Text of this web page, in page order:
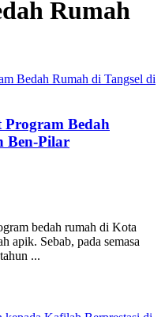
Rumah
Bedah
Ben-Pilar
bedah rumah di Kota
apik. Sebab, pada semasa
...